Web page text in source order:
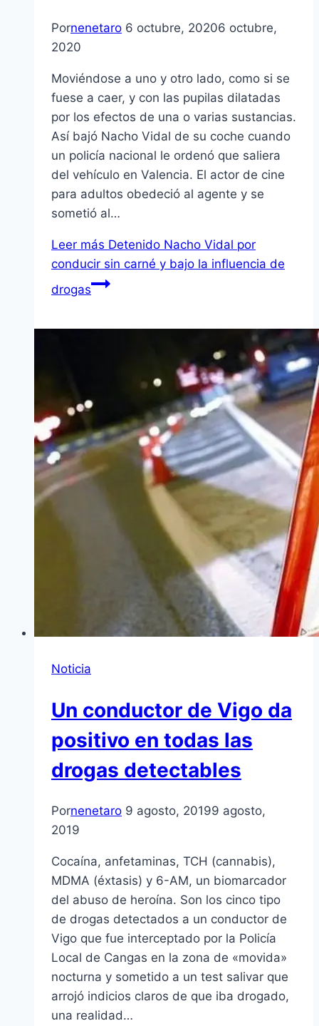
Pornenetaro 6 octubre, 20206 octubre,
2020
Moviéndose a uno y otro lado, como si se
fuese a caer, y con las pupilas dilatadas
por los efectos de una o varias sustancias.
Así bajó Nacho Vidal de su coche cuando
un policía nacional le ordenó que saliera
del vehículo en Valencia. El actor de cine
para adultos obedeció al agente y se
sometió al…
Leer más Detenido Nacho Vidal por
conducir sin carné y bajo la influencia de
drogas
Noticia
Un conductor de Vigo da
positivo en todas las
drogas detectables
Pornenetaro 9 agosto, 20199 agosto,
2019
Cocaína, anfetaminas, TCH (cannabis),
MDMA (éxtasis) y 6-AM, un biomarcador
del abuso de heroína. Son los cinco tipo
de drogas detectados a un conductor de
Vigo que fue interceptado por la Policía
Local de Cangas en la zona de «movida»
nocturna y sometido a un test salivar que
arrojó indicios claros de que iba drogado,
una realidad…